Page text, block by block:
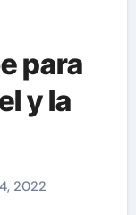
para
y la
2022